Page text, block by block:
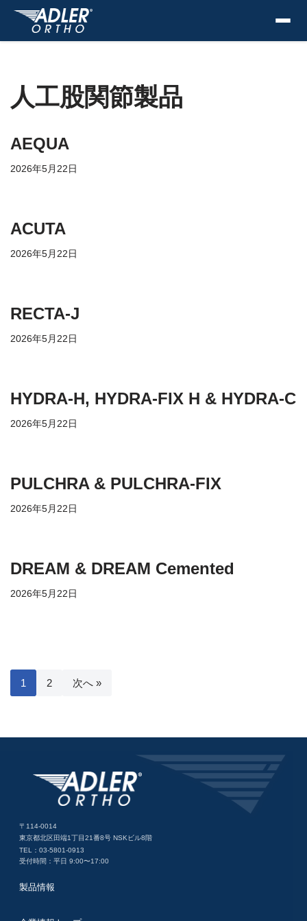
人工股関節製品
AEQUA
2026年5月22日
ACUTA
2026年5月22日
RECTA-J
2026年5月22日
HYDRA-H, HYDRA-FIX H & HYDRA-C
2026年5月22日
PULCHRA & PULCHRA-FIX
2026年5月22日
DREAM & DREAM Cemented
2026年5月22日
1 2 次へ »
〒114-0014
東京都北区田端1丁目21番8号 NSKビル8階
TEL：03-5801-0913
受付時間：平日 9:00〜17:00
製品情報